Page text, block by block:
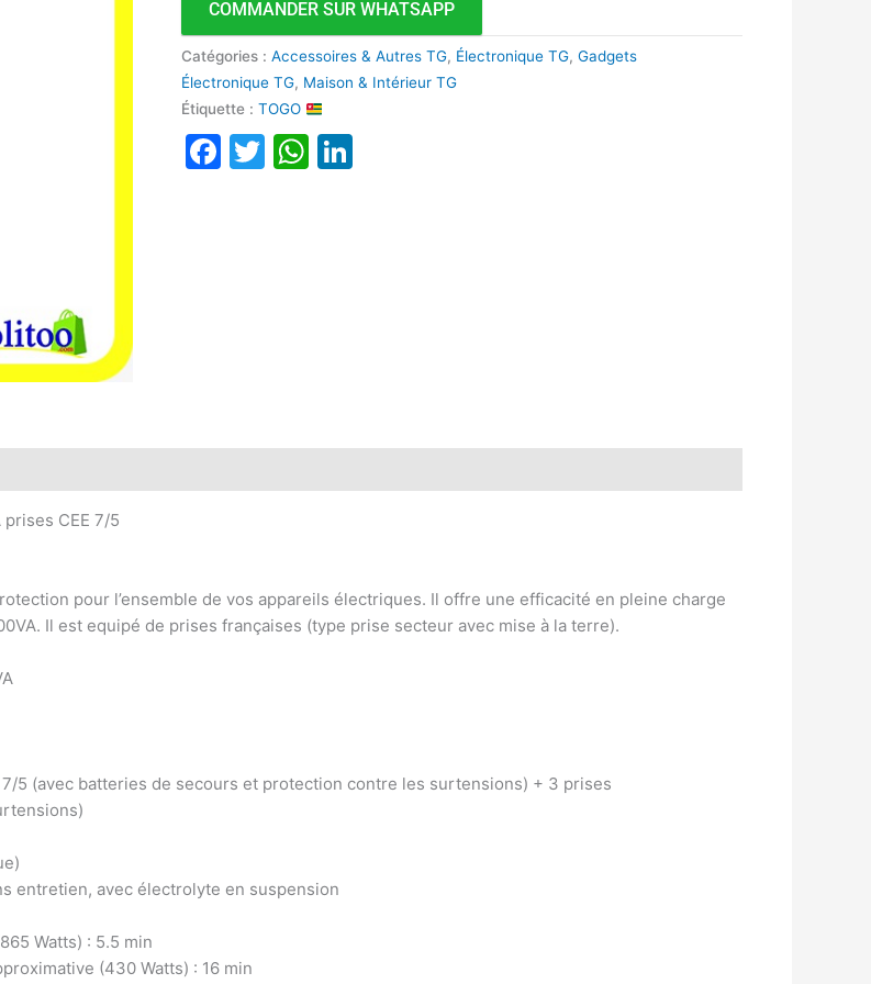
SMV
1500VA
COMMANDER SUR WHATSAPP
Catégories :Accessoires & Autres TG, Électronique TG,Gadgets
Électronique TG, Maison & Intérieur TG
Étiquette :TOGO
Facebook
TwitterWhatsApp
CEE 7/5
pour l’ensemble de vos appareils électriques. Il offre une efficacité en pleine charge
Il est equipé de prises françaises (type prise secteur avec mise à la terre).
5 (avec batteries de secours et protection contre les surtensions) + 3 prises
entretien, avec électrolyte en suspension
Watts) : 5.5 min
(430 Watts) : 16 min